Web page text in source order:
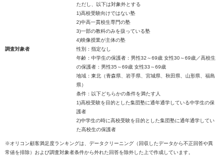
ただし、以下は対象外とする
1)高校受験向けではない塾
2)中高一貫校生専門の塾
3)一部の教科のみを扱っている塾
4)映像授業が主体の塾
調査対象者
性別：指定なし
年齢：中学生の保護者：男性32～69歳 女性30～69歳／高校生
の保護者：男性35～69歳 女性33～69歳
地域：東北（青森県、岩手県、宮城県、秋田県、山形県、福島
県）
条件：以下どちらかの条件を満たす人
1)高校受験を目的とした集団塾に通年通学している中学生の保
護者
2)中学生の時に高校受験を目的とした集団塾に通年通学してい
た高校生の保護者
※オリコン顧客満足度ランキングは、データクリーニング（回収したデータから不正回答や異
常値を排除）および調査対象者条件から外れた回答を除外した上で作成しています。